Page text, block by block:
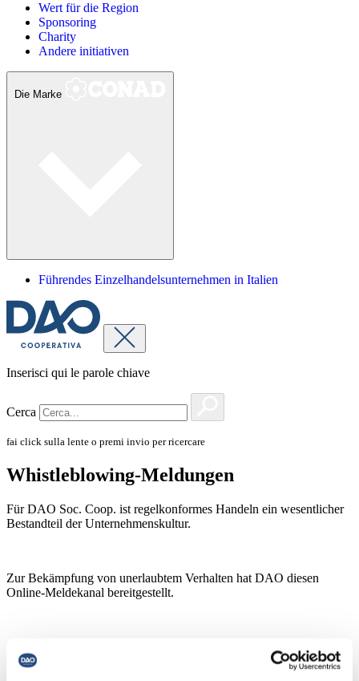
Wert für die Region
Sponsoring
Charity
Andere initiativen
Die Marke
Führendes Einzelhandelsunternehmen in Italien
Inserisci qui le parole chiave
Cerca
fai click sulla lente o premi invio per ricercare
Whistleblowing-Meldungen
Für DAO Soc. Coop. ist regelkonformes Handeln ein wesentlicher
Bestandteil der Unternehmenskultur.
Zur Bekämpfung von unerlaubtem Verhalten hat DAO diesen
Online-Meldekanal bereitgestellt.
Die
, können sich auf
unerlaubtes Verhalten beziehen, einschließlich der Verstöße gegen